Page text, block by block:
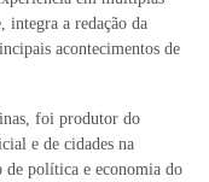
integra a redação da
acontecimentos de
foi produtor do
e de cidades na
de política e economia do